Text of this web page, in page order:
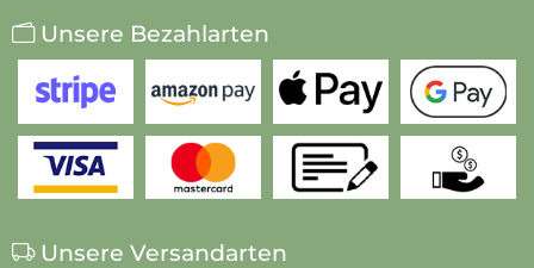
Unsere Bezahlarten
Unsere Versandarten